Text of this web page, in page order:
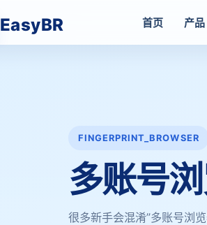
EasyBR 首页 产品
FINGERPRINT_BROWSER
多账号
很多新手会混淆”多账号浏